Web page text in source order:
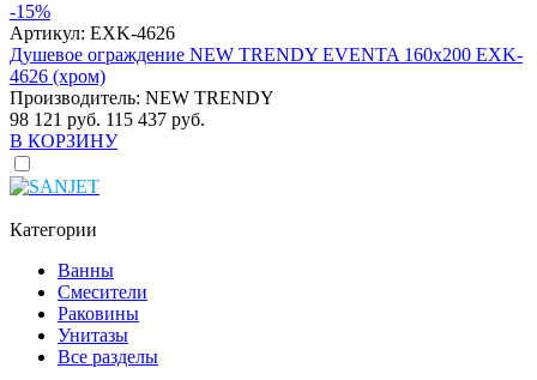
-15%
Артикул: EXK-4626
Душевое ограждение NEW TRENDY EVENTA 160x200 EXK-
4626 (хром)
Производитель: NEW TRENDY
98 121 руб. 115 437 руб.
В КОРЗИНУ
Категории
Ванны
Смесители
Раковины
Унитазы
Все разделы